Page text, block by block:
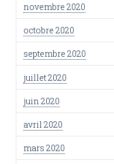
novembre 2020
octobre 2020
septembre 2020
juillet 2020
juin 2020
avril 2020
mars 2020